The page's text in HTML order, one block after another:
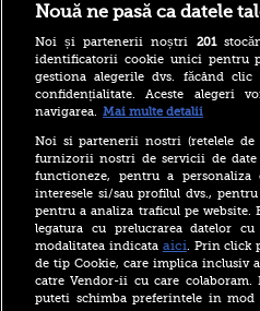
90 de
de
MAE,
Alertă
zona
reduce
Nouă ne pasă ca datele
Noi și partenerii noștri 201
identificatorii cookie unici pentru
gestiona alegerile dvs. făcând
confidențialitate. Aceste
navigarea. Mai multe detalii
Noi si partenerii nostri (retelele de
furnizorii nostri de servicii de date
functioneze, pentru a
interesele si/sau profilul dvs.,
pentru a analiza traficul pe website.
legatura cu prelucrarea datelor
modalitatea indicata aici. Prin click
de tip Cookie, care implica inclusiv
catre Vendor-ii cu care colaboram.
puteti schimba preferintele in